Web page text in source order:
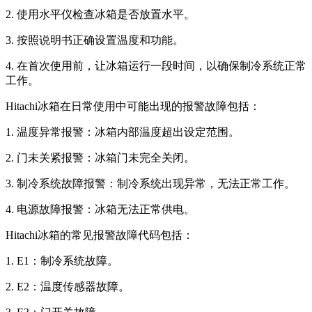
2. 使用水平仪检查冰箱是否放置水平。
3. 按照说明书正确设置温度和功能。
4. 在首次使用前，让冰箱运行一段时间，以确保制冷系统正常
工作。
Hitachi冰箱在日常使用中可能出现的报警故障包括：
1. 温度异常报警：冰箱内部温度超出设定范围。
2. 门未关紧报警：冰箱门未完全关闭。
3. 制冷系统故障报警：制冷系统出现异常，无法正常工作。
4. 电源故障报警：冰箱无法正常供电。
Hitachi冰箱的常见报警故障代码包括：
1. E1：制冷系统故障。
2. E2：温度传感器故障。